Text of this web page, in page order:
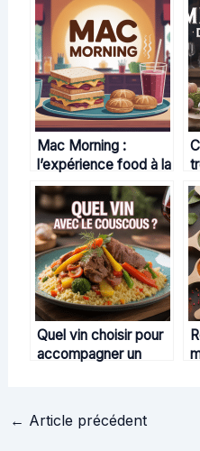
Mac Morning :
l’expérience food à la
française chez
McDonald’s
Quel vin choisir pour
accompagner un
← Article précédent